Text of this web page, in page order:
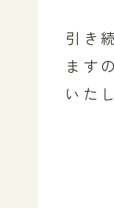
引き
ます
いた